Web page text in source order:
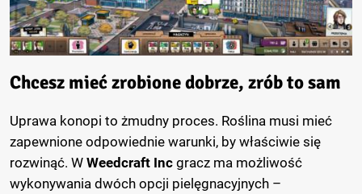
Chcesz mieć zrobione dobrze, zrób to sam
Uprawa konopi to żmudny proces. Roślina musi mieć
zapewnione odpowiednie warunki, by właściwie się
rozwinąć. W Weedcraft Inc gracz ma możliwość
wykonywania dwóch opcji pielęgnacyjnych –